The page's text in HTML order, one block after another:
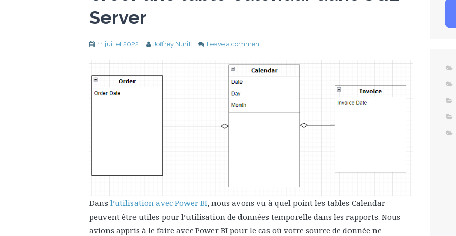
Server
11 juillet 2022 Joffrey Nurit Leave a comment
Dans l’utilisation avec Power BI, nous avons vu à quel point les tables Calendar
peuvent être utiles pour l’utilisation de données temporelle dans les rapports. Nous
avions appris à le faire avec Power BI pour le cas où votre source de donnée ne